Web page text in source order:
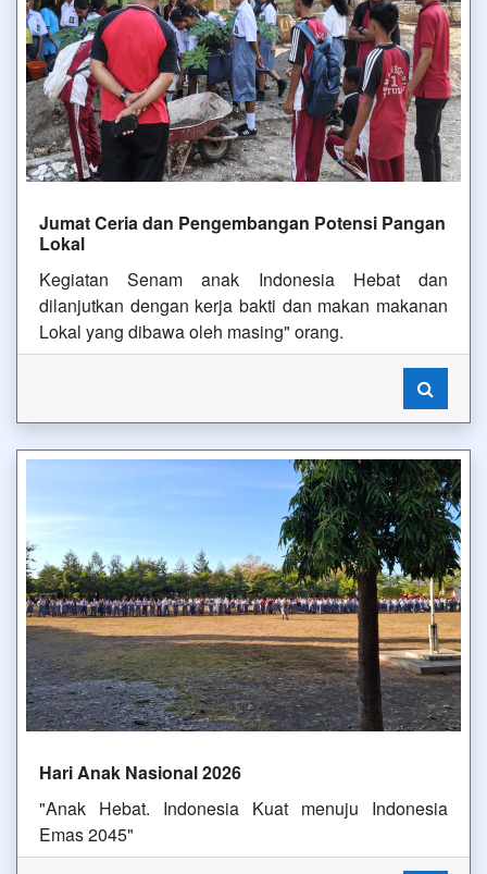
Jumat Ceria dan Pengembangan Potensi Pangan
Lokal
Kegiatan Senam anak Indonesia Hebat dan
dilanjutkan dengan kerja bakti dan makan makanan
Lokal yang dibawa oleh masing" orang.
Hari Anak Nasional 2026
"Anak Hebat. Indonesia Kuat menuju Indonesia
Emas 2045"